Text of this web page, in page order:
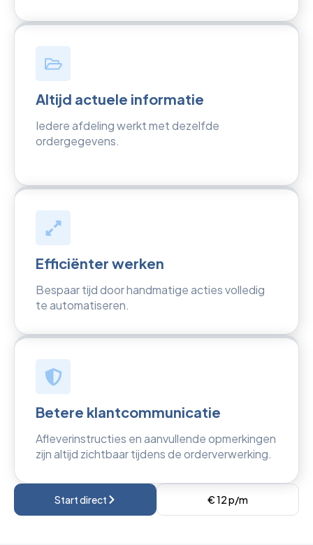
Altijd actuele informatie
Iedere afdeling werkt met dezelfde
ordergegevens.
Efficiënter werken
Bespaar tijd door handmatige acties volledig
te automatiseren.
Betere klantcommunicatie
Afleverinstructies en aanvullende opmerkingen
zijn altijd zichtbaar tijdens de orderverwerking.
Start direct € 12 p/m